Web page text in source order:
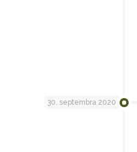
30. septembra 2020